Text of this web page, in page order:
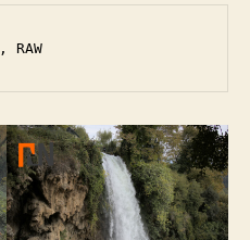
, RAW